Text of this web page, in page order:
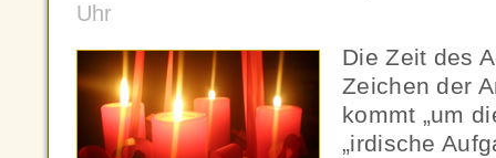
Uhr
Die Zeit des
Zeichen der
kommt „um
„irdische